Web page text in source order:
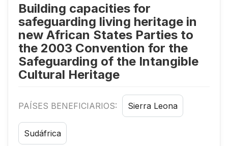
Building capacities for
safeguarding living heritage in
new African States Parties to
the 2003 Convention for the
Safeguarding of the Intangible
Cultural Heritage
PAÍSES BENEFICIARIOS: Sierra Leona
Sudáfrica